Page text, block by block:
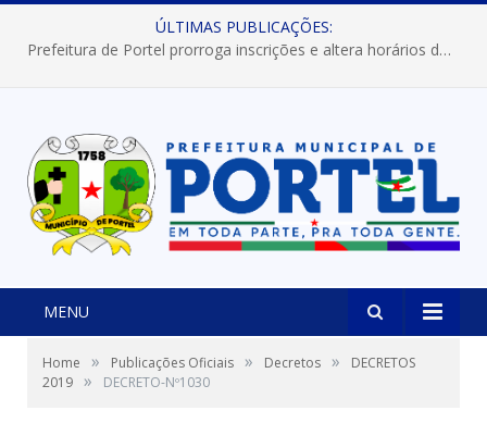
ÚLTIMAS PUBLICAÇÕES:
Prefeitura de Portel prorroga inscrições e altera horários dos concursos “Musa” e “Miss Mix Verão 2026”
MENU
Home » Publicações Oficiais » Decretos »
DECRETOS
2019 » DECRETO-Nº1030